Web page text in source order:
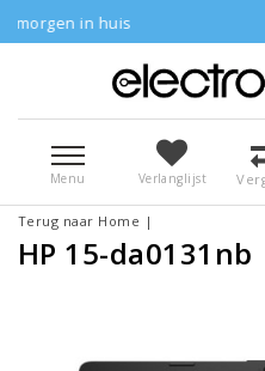
Menu Verlanglijst
Terug naar Home |
HP 15-da0131nb